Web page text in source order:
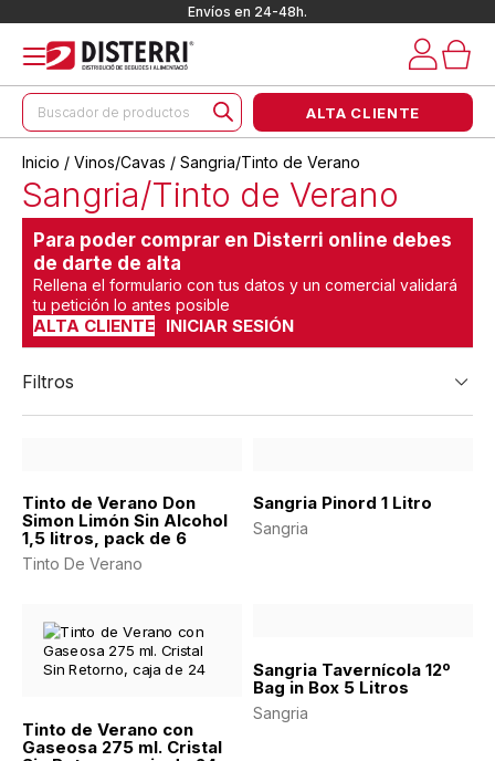
Envíos en 24-48h.
Búsqueda
de
productos
ALTA CLIENTE
Inicio / Vinos/Cavas / Sangria/Tinto de Verano
Sangria/Tinto de Verano
Para poder comprar en Disterri online debes
de darte de alta
Rellena el formulario con tus datos y un comercial validará
tu petición lo antes posible
ALTA CLIENTE INICIAR SESIÓN
Filtros
Tinto de Verano Don
Simon Limón Sin Alcohol
1,5 litros, pack de 6
Tinto De Verano
Sangria Pinord 1 Litro
Sangria
Tinto de Verano con
Gaseosa 275 ml. Cristal
Sangria Tavernícola 12º
Bag in Box 5 Litros
Sangria